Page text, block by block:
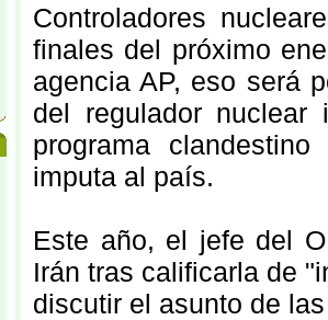
Сontroladores
finales del próximo
agencia AP, eso será
del regulador nuclear
programa
imputa al país.
Este año, el jefe del
Irán tras calificarla de
discutir el asunto de